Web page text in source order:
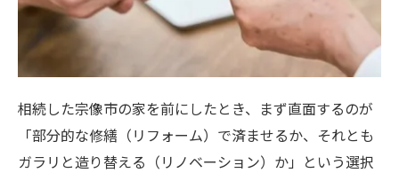
リノベーションがもたらす資産価値の向上
費用と税金を軸に改修方法を徹底検討
改修方法別の費用と税金の比較ポイント
相続後のリフォームと税金の関係性を解説
リノベーション費用で注意すべき税務ポイ
ント
相続した宗像市の家を前にしたとき、まず直面するのが
「部分的な修繕（リフォーム）で済ませるか、それとも
ガラリと造り替える（リノベーション）か」という選択